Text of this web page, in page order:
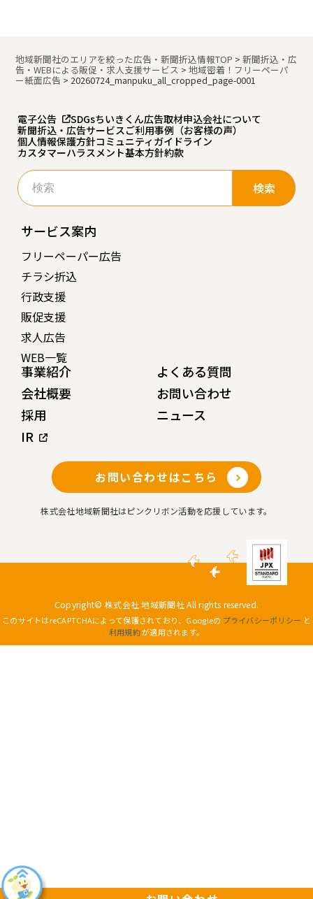
地域新聞社のエリアを絞った広告・新聞折込情報TOP >新聞折込・広
告・WEBによる販促・求人支援サービス >地域密着！フリーペーパ
ー紙面広告 >20260724_manpuku_all_cropped_page-0001
電子公告 SDGsちいきくん広告取材申込会社について
新聞折込・広告サービスご利用事例（お客様の声）
個人情報保護方針コミュニティガイドライン
カスタマーハラスメント基本方針約款
検
索:
サービス案内
フリーペーパー広告
チラシ折込
行政支援
販促支援
求人広告
WEB一覧
事業紹介
会社概要
採用
IR
よくある質問
お問い合わせ
ニュース
お問い合わせはこちら
株式会社地域新聞社はピンクリボン活動を応援しています。
Copyright© 株式会社 地域新聞社 All rights reserved.
このサイトはreCAPTCHAによって保護されており、Googleの プライバシーポリシー と
利用規約が適用されます。